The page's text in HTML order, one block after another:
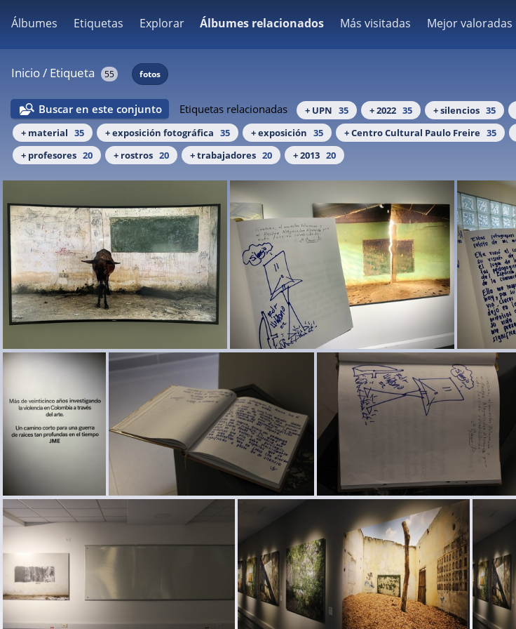
Álbumes Etiquetas Explorar Álbumes relacionados Más visitadas Mejor valoradas
Inicio/ Etiqueta 55 fotos
Buscar en este conjunto Etiquetas relacionadas + UPN 35 + 2022 35 + silencios 35
+ material 35 + exposición fotográfica 35 + exposición 35 + Centro Cultural Paulo Freire 35
+ profesores 20 + rostros 20 + trabajadores 20 + 2013 20
Exposicion Silencios 42 Exposicion Silencios 41
Exposicion Silencios 36 Exposicion Silencios 35